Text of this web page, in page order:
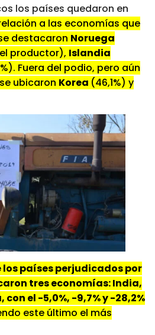
los países quedaron en
a las economías que
destacaron Noruega
productor), Islandia
Fuera del podio, pero aún
ubicaron Korea (46,1%) y
los países perjudicados por
tres economías: India,
el -5,0%, -9,7% y -28,2%
este último el más